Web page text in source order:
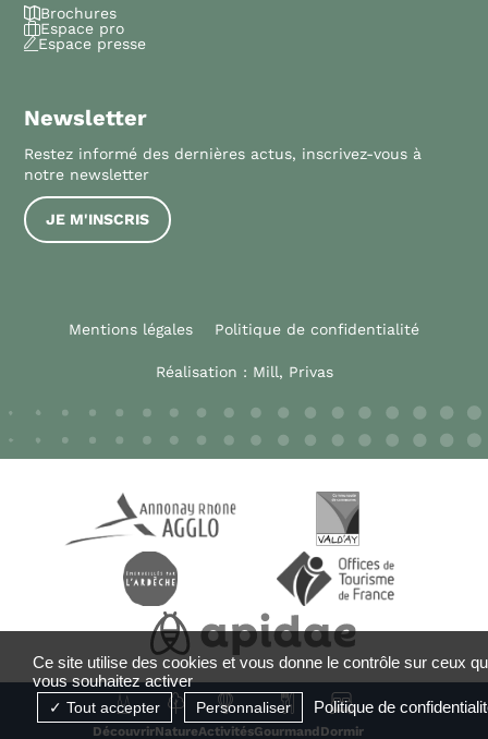
DécouvrirNatureActivitésGourmand Dormir
Brochures
Espace pro
Espace presse
Newsletter
Restez informé des dernières actus, inscrivez-vous à
notre newsletter
JE M'INSCRIS
Mentions légales Politique de confidentialité
Réalisation : Mill, Privas
Ce site utilise des cookies et vous donne le contrôle sur ceux
vous souhaitez activer
Tout accepter Personnaliser Politique de